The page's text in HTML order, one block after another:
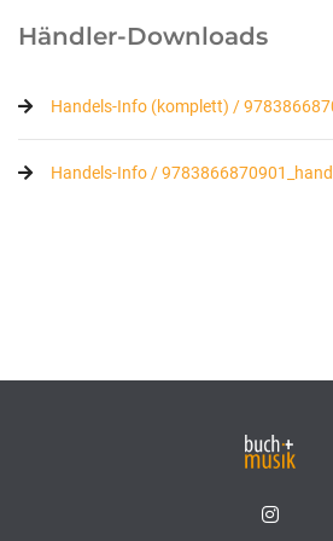
Händler-Downloads
Handels-Info (komplett) /
Handels-Info /